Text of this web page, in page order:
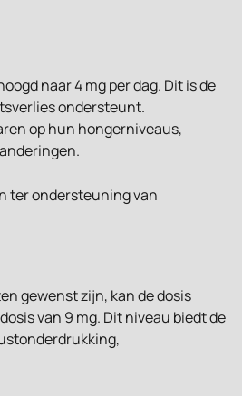
naar 4 mg per dag. Dit is de
ondersteunt.
op hun hongerniveaus,
ter ondersteuning van
gewenst zijn, kan de dosis
van 9 mg. Dit niveau biedt de